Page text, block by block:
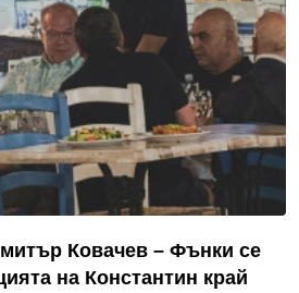
Ковачев – Фънки се
на Константин край